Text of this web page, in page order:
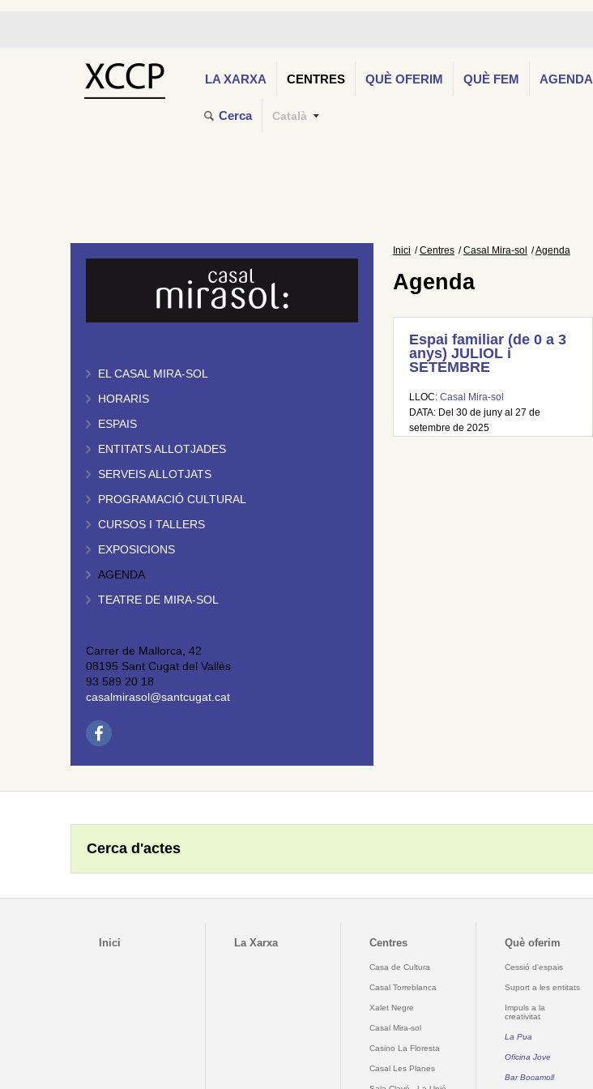
LA XARXA CENTRES QUÈ OFERIM QUÈ FEM AGENDA
Cerca Català
EL CASAL MIRA-SOL
HORARIS
ESPAIS
ENTITATS ALLOTJADES
SERVEIS ALLOTJATS
PROGRAMACIÓ CULTURAL
CURSOS I TALLERS
EXPOSICIONS
AGENDA
TEATRE DE MIRA-SOL
Carrer de Mallorca, 42
08195 Sant Cugat del Vallès
93 589 20 18
casalmirasol@santcugat.cat
Inici Centres Casal Mira-sol Agenda
Agenda
Espai familiar (de 0 a 3
anys) JULIOL i
SETEMBRE
LLOC: Casal Mira-sol
DATA: Del 30 de juny al 27 de
setembre de 2025
Cerca d'actes
Inici La Xarxa Centres
Casa de Cultura
Casal Torreblanca
Xalet Negre
Casal Mira-sol
Casino La Floresta
Casal Les Planes
Què oferim
Cessió d'espais
Suport a les entitats
Impuls a la
creativitat
La Pua
Oficina Jove
Bar Bocamoll